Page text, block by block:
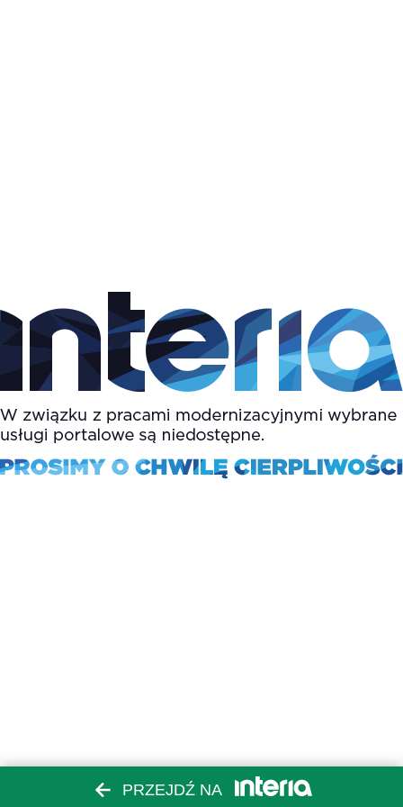
PRZEJDŹ NA